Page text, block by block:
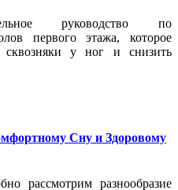
руководство по
первого этажа, которое
сквозняки у ног и снизить
Сну и Здоровому
рассмотрим разнообразие